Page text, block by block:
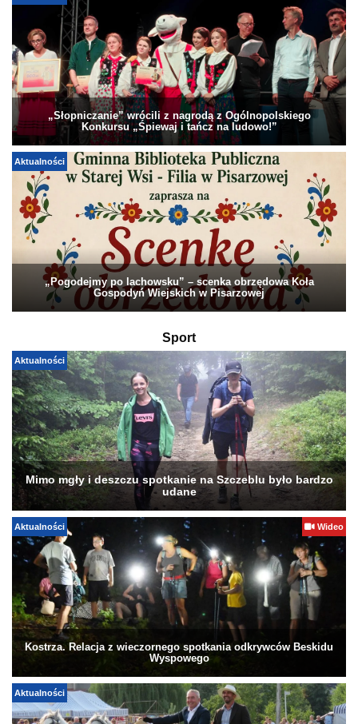
„Słopniczanie” wrócili z nagrodą z Ogólnopolskiego
Konkursu „Śpiewaj i tańcz na ludowo!”
Aktualności
„Pogodejmy po lachowsku” – scenka obrzędowa Koła
Gospodyń Wiejskich w Pisarzowej
Sport
Aktualności
Mimo mgły i deszczu spotkanie na Szczeblu było bardzo
udane
Aktualności Wideo
Kostrza. Relacja z wieczornego spotkania odkrywców Beskidu
Wyspowego
Aktualności